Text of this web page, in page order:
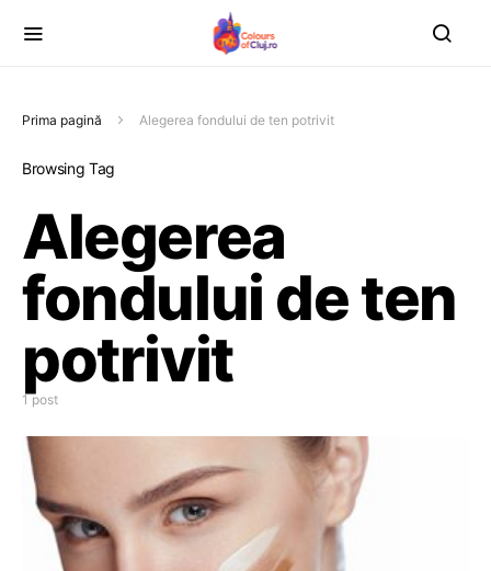
Prima pagină Alegerea fondului de ten potrivit
Browsing Tag
Alegerea
fondului de ten
potrivit
1 post